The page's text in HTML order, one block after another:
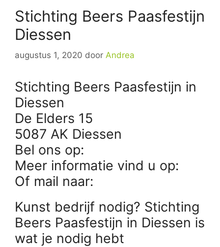
Stichting Beers Paasfestijn
Diessen
augustus 1, 2020 door Andrea
Stichting Beers Paasfestijn in
Diessen
De Elders 15
5087 AK Diessen
Bel ons op:
Meer informatie vind u op:
Of mail naar:
Kunst bedrijf nodig? Stichting
Beers Paasfestijn in Diessen is
wat je nodig hebt